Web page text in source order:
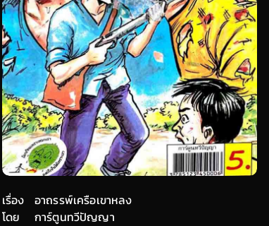
เรื่อง
โดย
อาถรรพ์เครือเขาหลง
การ์ตูนทวีปัญญา